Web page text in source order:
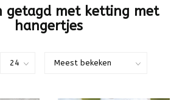
getagd met ketting met
hangertjes